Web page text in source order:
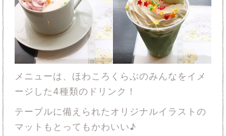
メニューは、ほわころくらぶのみんなをイメ
ージした4種類のドリンク！
テーブルに備えられたオリジナルイラストの
マットもとってもかわいい♪